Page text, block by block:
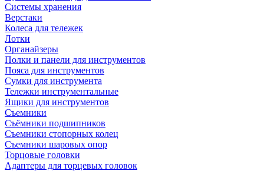
Системы хранения
Верстаки
Колеса для тележек
Лотки
Органайзеры
Полки и панели для инструментов
Пояса для инструментов
Сумки для инструмента
Тележки инструментальные
Ящики для инструментов
Съемники
Съёмники подшипников
Съемники стопорных колец
Съемники шаровых опор
Торцовые головки
Адаптеры для торцевых головок